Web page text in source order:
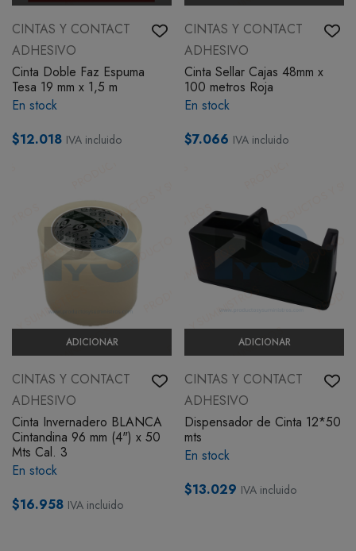
CINTAS Y CONTACT
ADHESIVO
Cinta Doble Faz Espuma
Tesa 19 mm x 1,5 m
En stock
$12.018 IVA incluido
CINTAS Y CONTACT
ADHESIVO
Cinta Sellar Cajas 48mm x
100 metros Roja
En stock
$7.066 IVA incluido
ADICIONAR
CINTAS Y CONTACT
ADHESIVO
Cinta Invernadero BLANCA
Cintandina 96 mm (4") x 50
Mts Cal. 3
En stock
$16.958 IVA incluido
ADICIONAR
CINTAS Y CONTACT
ADHESIVO
Dispensador de Cinta 12*50
mts
En stock
$13.029 IVA incluido